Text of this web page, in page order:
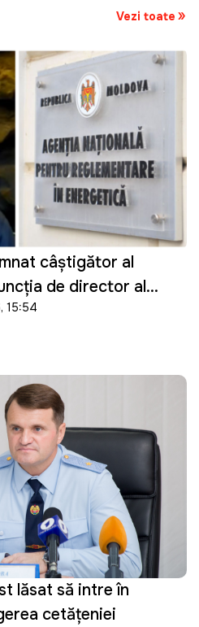
Vezi toate
câștigător al
de director al
15:54
lăsat să intre în
cetățeniei